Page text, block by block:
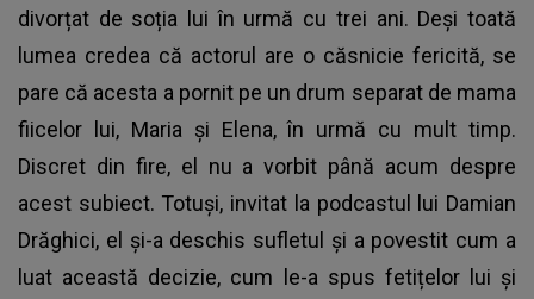
divorțat de soția lui în urmă cu trei ani. Deși toată
lumea credea că actorul are o căsnicie fericită, se
pare că acesta a pornit pe un drum separat de mama
fiicelor lui, Maria și Elena, în urmă cu mult timp.
Discret din fire, el nu a vorbit până acum despre
acest subiect. Totuși, invitat la podcastul lui Damian
Drăghici, el și-a deschis sufletul și a povestit cum a
luat această decizie, cum le-a spus fetițelor lui și